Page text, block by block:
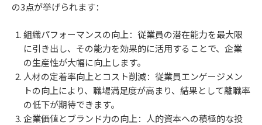
の3点が挙げられます：
組織パフォーマンスの向上：従業員の潜在能力を最大限
に引き出し、その能力を効果的に活用することで、企業
の生産性が大幅に向上します。
人材の定着率向上とコスト削減：従業員エンゲージメン
トの向上により、職場満足度が高まり、結果として離職率
の低下が期待できます。
企業価値とブランド力の向上：人的資本への積極的な投